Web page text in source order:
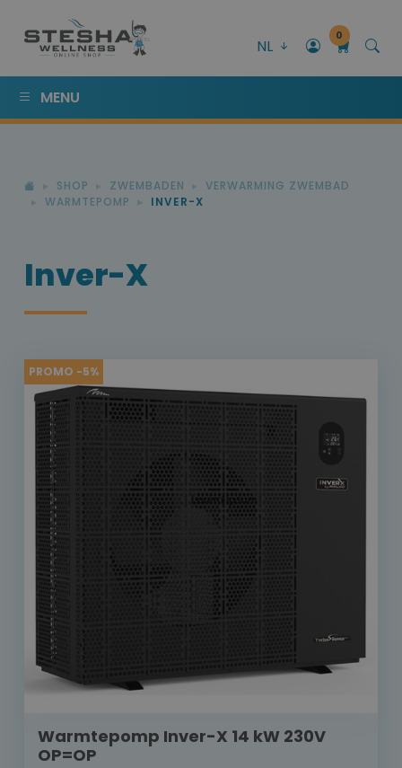
NL
0
MENU
SHOP ZWEMBADEN
VERWARMING ZWEMBAD
WARMTEPOMP
INVER-X
Inver-X
PROMO -5%
Warmtepomp Inver-X 14 kW 230V
OP=OP